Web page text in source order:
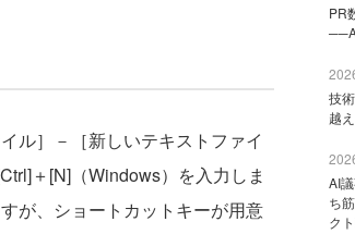
ル］－［新しいテキストファイ
＋[N]（Windows）を入力しま
が、ショートカットキーが用意
PR
技
越
AI
ち
ク